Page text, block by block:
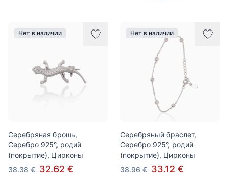
Нет в наличии
Серебряная брошь,
Серебро 925°, родий
(покрытие), Цирконы
38.38 € 32.62 €
Нет в наличии
Серебряный браслет,
Серебро 925°, родий
(покрытие), Цирконы
38.96 € 33.12 €